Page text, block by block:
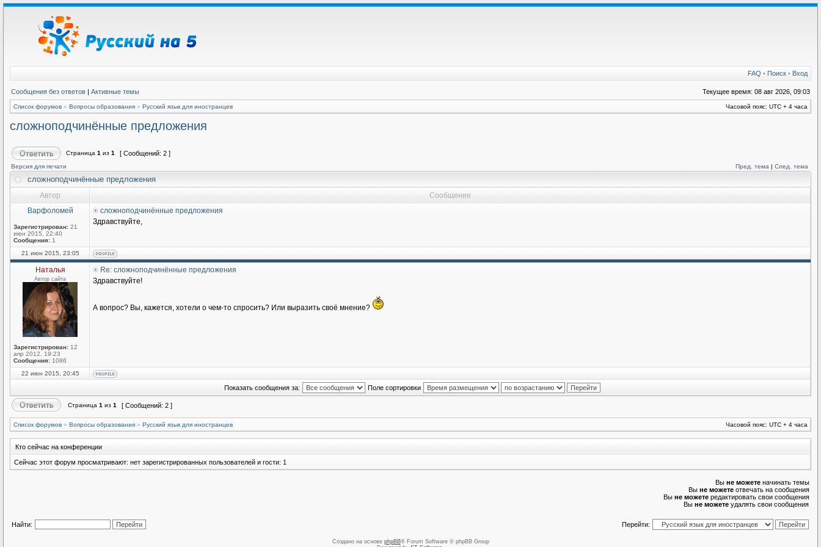
FAQ • Поиск • Вход
Сообщения без ответов | Активные темы Текущее время: 08 авг 2026, 09:03
Список форумов » Вопросы образования » Русский язык для иностранцев Часовой пояс: UTC + 4 часа
сложноподчинённые предложения
Страница 1 из 1 [ Сообщений: 2 ]
Версия для печати Пред. тема | След. тема
сложноподчинённые предложения
Автор
Сообщение
Варфоломей
Зарегистрирован: 21
июн 2015, 22:40
Сообщения: 1
сложноподчинённые предложения
Здравствуйте,
21 июн 2015, 23:05
Наталья
Автор сайта
Зарегистрирован: 12
апр 2012, 19:23
Сообщения: 1086
Re: сложноподчинённые предложения
Здравствуйте!
А вопрос? Вы, кажется, хотели о чем-то спросить? Или выразить своё мнение?
22 июн 2015, 20:45
Показать сообщения за: Поле сортировки
Страница 1 из 1 [ Сообщений: 2 ]
Список форумов » Вопросы образования » Русский язык для иностранцев Часовой пояс: UTC + 4 часа
Кто сейчас на конференции
Сейчас этот форум просматривают: нет зарегистрированных пользователей и гости: 1
Вы не можете начинать темы
Вы не можете отвечать на сообщения
Вы не можете редактировать свои сообщения
Вы не можете удалять свои сообщения
Найти: Перейти:
Создано на основе phpBB® Forum Software © phpBB Group